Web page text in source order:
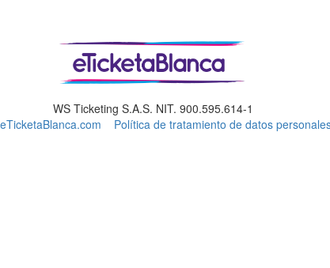
WS Ticketing S.A.S. NIT. 900.595.614-1
Política de tratamiento de datos